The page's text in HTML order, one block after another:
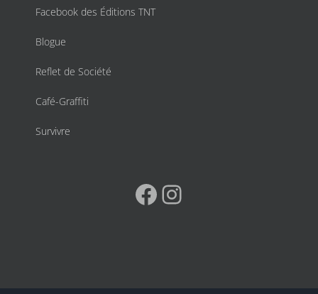
Facebook des Éditions TNT
Blogue
Reflet de Société
Café-Graffiti
Survivre
Facebook